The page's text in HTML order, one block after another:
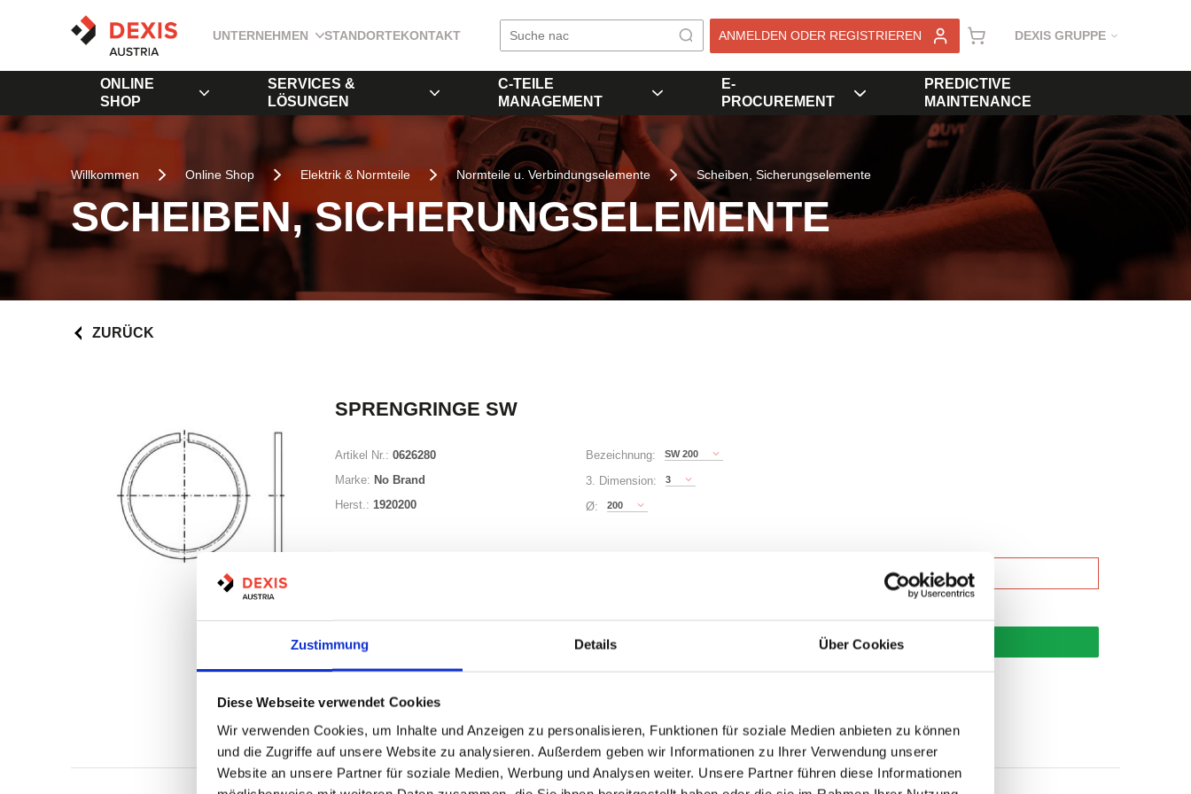
Zustimmung Details Über Cookies
Diese Webseite verwendet Cookies
Wir verwenden Cookies, um Inhalte und Anzeigen zu personalisieren, Funktionen für soziale Medien anbieten zu können
und die Zugriffe auf unsere Website zu analysieren. Außerdem geben wir Informationen zu Ihrer Verwendung unserer
Website an unsere Partner für soziale Medien, Werbung und Analysen weiter. Unsere Partner führen diese Informationen
UNTERNEHMEN STANDORTEKONTAKT ANMELDEN ODER REGISTRIEREN DEXIS GRUPPE
ONLINE
SHOP
SERVICES &
LÖSUNGEN
C-TEILE
MANAGEMENT
E-
PROCUREMENT
PREDICTIVE
MAINTENANCE
Willkommen Online Shop Elektrik & Normteile Normteile u. Verbindungselemente Scheiben, Sicherungselemente
SCHEIBEN, SICHERUNGSELEMENTE
ZURÜCK
SPRENGRINGE SW
Artikel Nr.: 0626280
Marke: No Brand
Herst.: 1920200
Bezeichnung: SW 200
3. Dimension: 3
Ø: 200
Nicht auf Lager
Print